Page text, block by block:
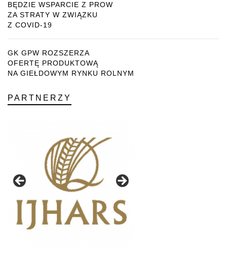
BĘDZIE WSPARCIE Z PROW
ZA STRATY W ZWIĄZKU
Z COVID-19
GK GPW ROZSZERZA
OFERTĘ PRODUKTOWĄ
NA GIEŁDOWYM RYNKU ROLNYM
PARTNERZY